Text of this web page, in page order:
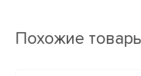
Похожие